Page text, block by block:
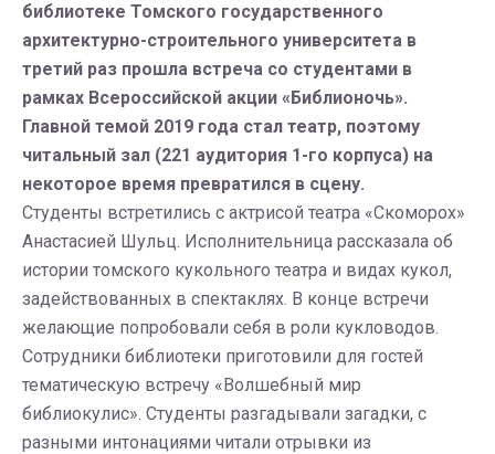
библиотеке Томского государственного
архитектурно-строительного университета в
третий раз прошла встреча со студентами в
рамках Всероссийской акции «Библионочь».
Главной темой 2019 года стал театр, поэтому
читальный зал (221 аудитория 1-го корпуса) на
некоторое время превратился в сцену.
Студенты встретились с актрисой театра «Скоморох»
Анастасией Шульц. Исполнительница рассказала об
истории томского кукольного театра и видах кукол,
задействованных в спектаклях. В конце встречи
желающие попробовали себя в роли кукловодов.
Сотрудники библиотеки приготовили для гостей
тематическую встречу «Волшебный мир
библиокулис». Студенты разгадывали загадки, с
разными интонациями читали отрывки из